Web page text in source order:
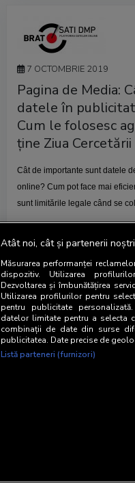
7 OCTOMBRIE 2019
Pagina de Media:
datele în
Cum le folosesc
ține Ziua Cercetării
Cât de importante sunt datele
online? Cum pot face mai
sunt limitările legale când se
Cercetării Media
, pe 10
organizat de BRAT - Biroul
Transmedia.
Mai mult
Atât noi, cât și partenerii
Măsurarea performanței
dispozitiv. Utilizarea
Dezvoltarea și îmbunătățirea
Utilizarea profilurilor pentru
pentru publicitate
datelor limitate pentru a selecta
combinații de date din surse
publicitatea. Date precise de
Listă parteneri (furnizori)